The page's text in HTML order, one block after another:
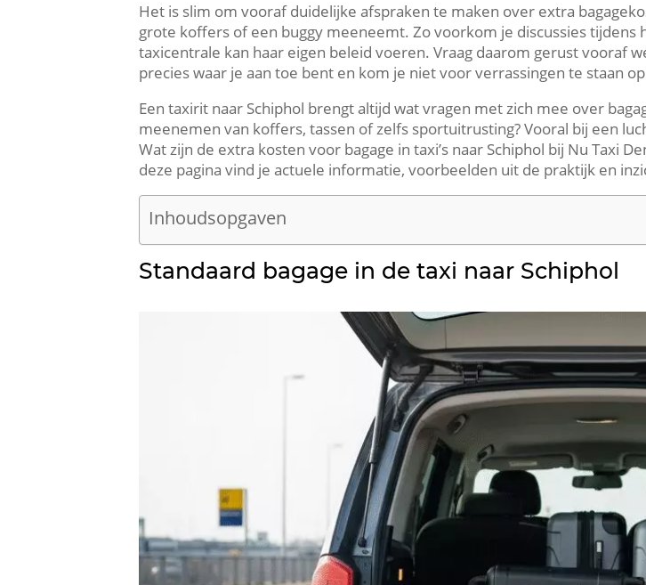
Het is slim om vooraf duidelijke afspraken te maken over extra
grote koffers of een buggy meeneemt. Zo voorkom je discussies tijdens
taxicentrale kan haar eigen beleid voeren. Vraag daarom gerust vooraf
precies waar je aan toe bent en kom je niet voor verrassingen te staan
Een taxirit naar Schiphol brengt altijd wat vragen met zich mee over
meenemen van koffers, tassen of zelfs sportuitrusting? Vooral bij een
Wat zijn de extra kosten voor bagage in taxi’s naar Schiphol bij Nu Taxi
deze pagina vind je actuele informatie, voorbeelden uit de praktijk en
Inhoudsopgaven
Standaard bagage in de taxi naar Schiphol